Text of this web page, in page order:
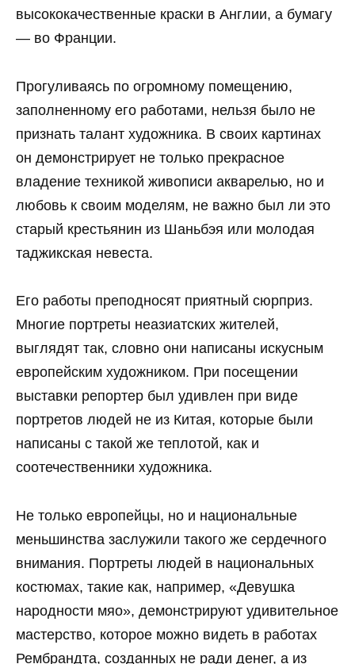
высококачественные краски в Англии, а бумагу
— во Франции.
Прогуливаясь по огромному помещению,
заполненному его работами, нельзя было не
признать талант художника. В своих картинах
он демонстрирует не только прекрасное
владение техникой живописи акварелью, но и
любовь к своим моделям, не важно был ли это
старый крестьянин из Шаньбэя или молодая
таджикская невеста.
Его работы преподносят приятный сюрприз.
Многие портреты неазиатских жителей,
выглядят так, словно они написаны искусным
европейским художником. При посещении
выставки репортер был удивлен при виде
портретов людей не из Китая, которые были
написаны с такой же теплотой, как и
соотечественники художника.
Не только европейцы, но и национальные
меньшинства заслужили такого же сердечного
внимания. Портреты людей в национальных
костюмах, такие как, например, «Девушка
народности мяо», демонстрируют удивительное
мастерство, которое можно видеть в работах
Рембрандта, созданных не ради денег, а из